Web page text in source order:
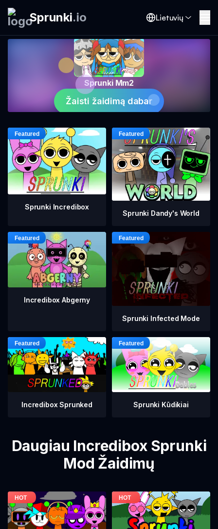
Sprunki.io Lietuvių
Sprunki Mm2
Žaisti žaidimą dabar
Sprunki Incredibox
Sprunki Dandy's World
Incredibox Abgerny
Sprunki Infected Mode
Incredibox Sprunked Sprunki Kūdikiai
Daugiau Incredibox Sprunki
Mod Žaidimų